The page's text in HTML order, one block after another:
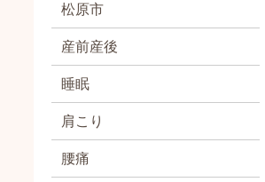
松原市
産前産後
睡眠
肩こり
腰痛